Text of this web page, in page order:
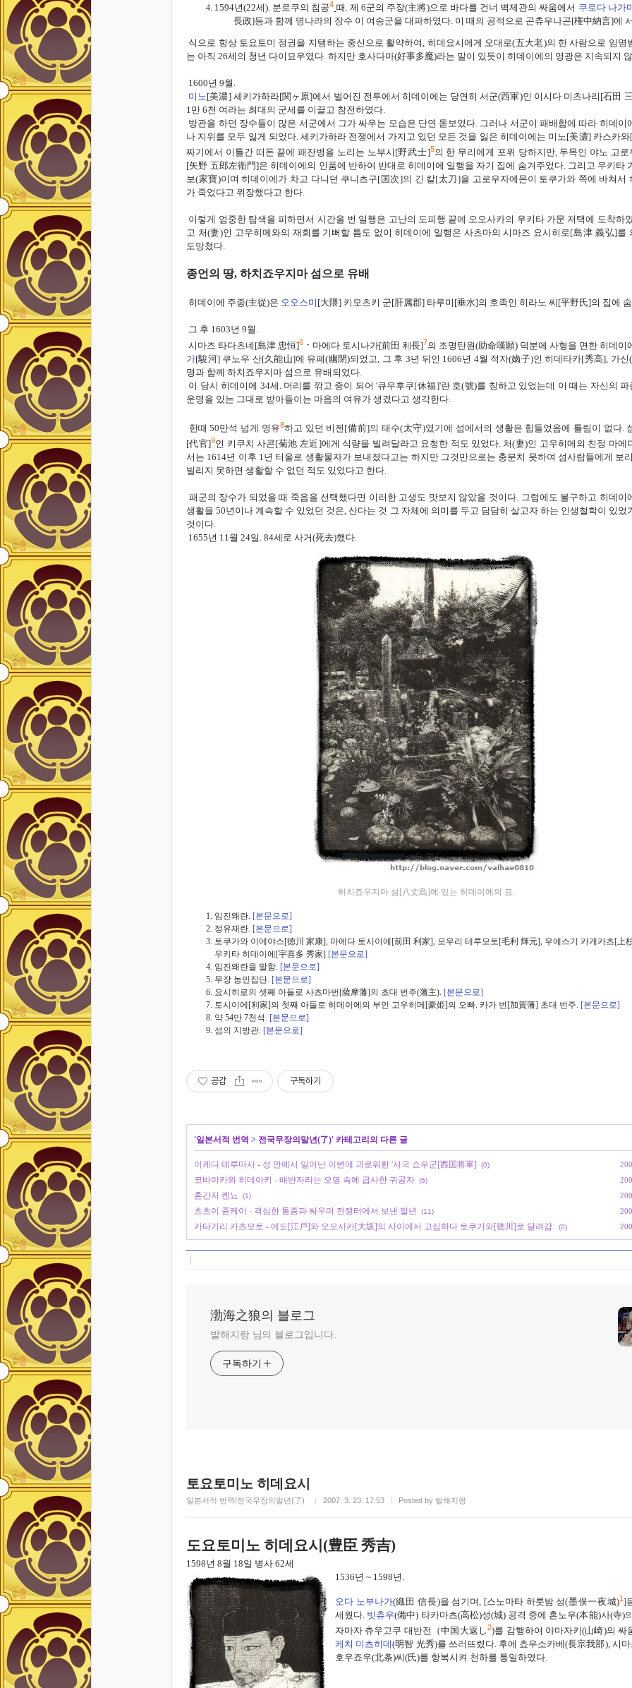
1594년(22세). 분로쿠의 침공4 때. 제 6군의 주장(主將)으로 바다를 건너 벽제관의 싸움에서 쿠로다 나가
長政]등과 함께 명나라의 장수 이 여송군을 대파하였다. 이 때의 공적으로 곤츄우나곤[権中納言]에
식으로 항상 토요토미 정권을 지탱하는 중신으로 활약하여, 히데요시에게 오대로(五大老)의 한 사람으로 임명
는 아직 26세의 청년 다이묘우였다. 하지만 호사다마(好事多魔)라는 말이 있듯이 히데이에의 영광은 지속되지
1600년 9월.
미노[美濃] 세키가하라[関ヶ原]에서 벌어진 전투에서 히데이에는 당연히 서군(西軍)인 이시다미츠나리[石田
1만 6천 여라는 최대의 군세를 이끌고 참전하였다.
방관을 하던 장수들이 많은 서군에서 그가 싸우는 모습은 단연 돋보였다. 그러나 서군이 패배함에 따라 히데이
나 지위를 모두 잃게 되었다.세키가하라 전쟁에서 가지고 있던 모든 것을 잃은 히데이에는 미노[美濃] 카스카와
짜기에서 이틀간 떠돈 끝에 패잔병 을 노리는 노부시[野武士]5의 한 무리에게 포위 당하지만, 두목인 야노 고로
[矢野 五郎左衛門]은 히데이에의 인품에 반하여 반대로 히데이에 일행을 자기 집에 숨겨주었다. 그리고 우키타
보(家寶)이며 히데이에가 차고 다니던 쿠니츠구[ 国 次]의 긴 칼[太刀]을 고로우자에몬이 토쿠가와 쪽에 바쳐서
가 죽었다고 위장했다고 한다.
이렇게 엄중한 탐색을 피하면서 시간을 번 일행은 고난의 도피행 끝에 오오사카의 우키타 가문 저택에 도착하
고 처(妻)인 고우히메와의 재회를 기뻐할 틈도 없이 히데이에 일행은 사츠마의시마즈 요시히로[島津 義弘]를
도망쳤다.
종언의 땅, 하치죠우지마 섬으로 유배
히데이에 주종(主從)은 오오스미 [大隈] 키모츠키 군[肝属郡] 타루미 [垂水]의 호족인 히라노 씨[平野氏]의 집에
그 후 1603년 9월.
시마즈 타다츠네 [島津 忠恒]6 ・ 마에다 토시나가[前田 利長]7의 조명탄원(助命嘆願) 덕분에 사형을 면한 히데이
가[駿河] 쿠노우 산[久能山]에 유폐(幽閉)되었 고 그 후 3년 뒤인 1606년 4월 적자(嫡子)인 히데타카[秀高] , 가신(
명과 함께 하치죠우지마 섬으로 유배되었다
이 당시 히데이에 34세. 머리를 깎고 중이 되어 '큐우후쿠[休福]'란 호(號)를 칭하고 있었는데 이 때는 자신의 파
운명을 있는 그대로 받아들이는 마음의 여유가 생겼다고 생각한다
한때 50만석 넘게 영유8하고 있던 비젠 [備前]의 태수(太守)였기에 섬에서의 생활은 힘들었음에 틀림이 없다.
[代官]9인 키쿠치 사콘[菊池 左近]에게 식량을 빌려달라고 요청한 적도 있었다. 처(妻)인 고우히메의 친정 마에
서는 1614년 이후 1년 터울로 생활물자가 보내졌다고는 하지만 그것만으로는 충분치 못하여 섬사람들에게 보
빌리지 못하면 생활할 수 없던 적도 있었다고 한다.
패군의 장수가 되었을 때 죽음을 선택했다면 이러한 고생도 맛보지 않았을 것이다. 그럼에도 불구하고 히데이
생활을 50년이나 계속할 수 있었던 것은, 산다는 것 그 자체에 의미를 두고 담담히 살고자 하는 인생철학이 있었
것이다.
1655년 11월 24일. 84세로 사거(死去)했다.
하치죠우지마 섬[八丈島]에 있는 히데이에의 묘.
임진왜란. [본문으로]
정유재란. [본문으로]
토쿠가와 이에야스[徳川 家康], 마에다 토시이에[前田 利家], 모우리 테루모토[毛利 輝元], 우에스기 카게카츠[上
우키타 히데이에[宇喜多 秀家] [본문으로]
임진왜란을 말함. [본문으로]
무장 농민집단. [본문으로]
요시히로의 셋째 아들로 사츠마번[薩摩藩]의 초대 번주(藩主). [본문으로]
토시이에[利家]의 첫째 아들로 히데이에의 부인 고우히메[豪姫]의 오빠. 카가 번[加賀藩] 초대 번주. [본문으로]
약 54만 7천석. [본문으로]
섬의 지방관. [본문으로]
공감 구독하기
'일본서적 번역 > 전국무장의말년(了)' 카테고리의 다른 글
이케다 테루마사 - 성 안에서 일어난 이변에 괴로워한 '서국 쇼우군[西国将軍] (0)
코바야카와 히데아키 - 배반자라는 오명 속에 급사한 귀공자 (6)
혼간지 켄뇨 (1)
츠츠이 쥰케이 - 격심한 통증과 싸우며 전쟁터에서 보낸 말년 (11)
카타기리 카츠모토 - 에도[江戸]와 오오사카[大坂]의 사이에서 고심하다 토쿠가와[徳川]로 달려감. (0)
渤海之狼의 블로그
발해지랑 님의 블로그입니다.
구독하기
토요토미노 히데요시
일본서적 번역/전국무장의말년(了) 2007. 3. 23. 17:53 Posted by 발해지랑
도요토미노 히데요시 (豊臣 秀吉)
1598년 8월 18일 병사 62세
1536년 ~ 1598년 .
오다 노부나가(織田 信長)을 섬기며 , [스노마타 하룻밤 성(墨俣一夜城)1]
세웠다 빗츄우(備中) 타카마츠(高松)성(城) 공격 중에 혼노우(本能)사(寺)
자마자 츄우고쿠 대반전（中国大返 し2)를 감행하여 야마자키(山崎)의 싸
케치 미츠히데(明智 光秀)를 쓰러뜨렸다. 후에 쵸우소카베(長宗我部), 시
호우죠우(北条)씨(氏)를 항복시켜 천하를 통일하였다.